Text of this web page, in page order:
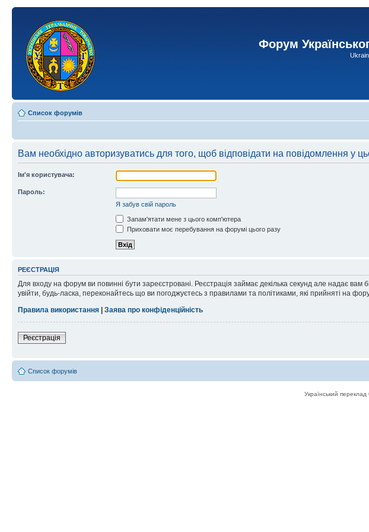
Форум
Список форумів
Вам необхідно авторизуватись для того, щоб відповідати на повідомлення у
Ім'я користувача:
Пароль:
Я забув свій пароль
Запам'ятати мене з цього комп'ютера
Приховати моє перебування на форумі цього разу
РЕЄСТРАЦІЯ
Для входу на форум ви повинні бути зареєстровані. Реєстрація займає декілька секунд але надає
увійти, будь-ласка, переконайтесь що ви погоджуєтесь з правилами та політиками, які прийняті на
Правила використання | Заява про конфіденційність
Реєстрація
Список форумів
Український